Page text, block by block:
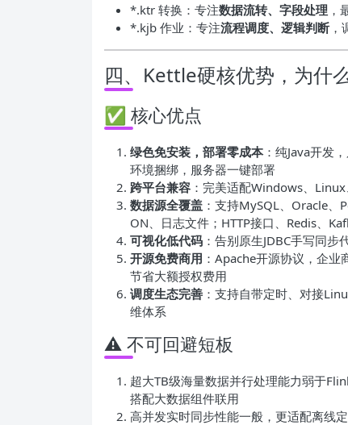
*.ktr 转换：专注数据流转、字段处理 ，
*.kjb 作业：专注流程调度、逻辑判断，
四、Kettle硬核优势，为什
✅ 核心优点
绿色免安装，部署零成本：纯Java开发
环境捆绑，服务器一键部署
跨平台兼容 ：完美适配Windows、
数据源全覆盖 ：支持MySQL、Oracle、
ON、日志文件；HTTP接口、Redis、
可视化低代码 ：告别原生JDBC手写同
开源免费商用 ：Apache开源协议，企
节省大额授权费用
调度生态完善 ：支持自带定时、对接
维体系
⚠️ 不可回避短板
超大TB级海量数据并行处理能力弱于
搭配大数据组件联用
高并发实时同步性能一般，更适配离线